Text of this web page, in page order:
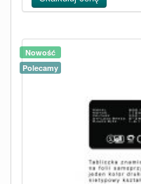
Nowość
Polecamy